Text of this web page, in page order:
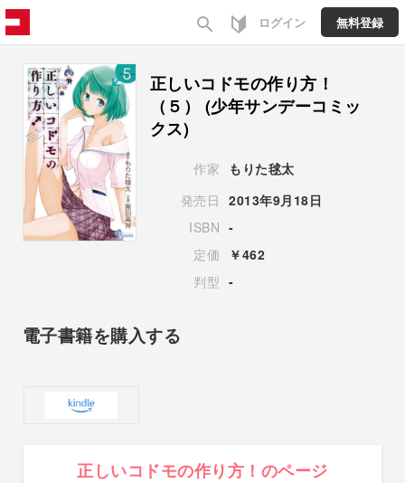
search ログイン 無料登録
正しいコドモの作り方！
（５） (少年サンデーコミッ
クス)
作家
もりた毬太
発売日
2013年9月18日
ISBN -
定価
￥462
判型 -
電子書籍を購入する
正しいコドモの作り方！のページ